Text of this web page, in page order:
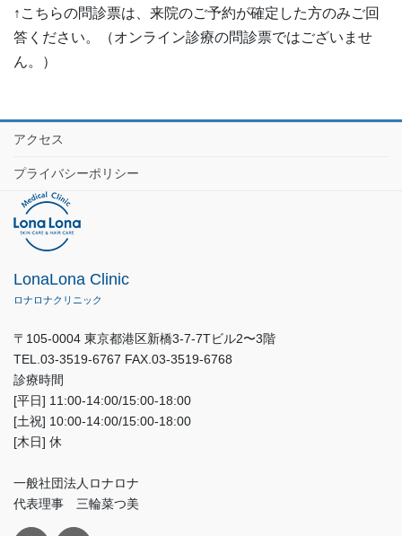
↑こちらの問診票は、来院のご予約が確定した方のみご回
答ください。（オンライン診療の問診票ではございませ
ん。）
アクセス
プライバシーポリシー
LonaLona Clinic
ロナロナクリニック
〒105-0004 東京都港区新橋3-7-7Tビル2〜3階
TEL.03-3519-6767 FAX.03-3519-6768
診療時間
[平日] 11:00-14:00/15:00-18:00
[土祝] 10:00-14:00/15:00-18:00
[木日] 休
一般社団法人ロナロナ
代表理事 三輪菜つ美